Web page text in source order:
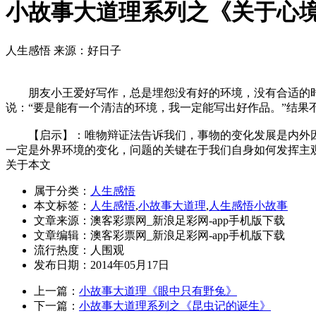
小故事大道理系列之《关于心
人生感悟 来源：好日子
朋友小王爱好写作，总是埋怨没有好的环境，没有合适的
说：“要是能有一个清洁的环境，我一定能写出好作品。”结
【启示】：唯物辩证法告诉我们，事物的变化发展是内外
一定是外界环境的变化，问题的关键在于我们自身如何发挥主
关于本文
属于分类： 人生感悟
本文标签： 人生感悟,小故事大道理, 人生感悟小故事
文章来源：澳客彩票网_新浪足彩网-app手机版下载
文章编辑：澳客彩票网_新浪足彩网-app手机版下载
流行热度： 人围观
发布日期：2014年05月17日
上一篇： 小故事大道理《眼中只有野兔》
下一篇： 小故事大道理系列之《昆虫记的诞生》